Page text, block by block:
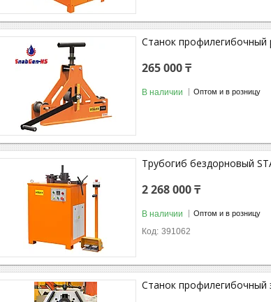
Станок профилегибочный
265 000 ₸
В наличии Оптом и в розницу
Трубогиб бездорновый
2 268 000 ₸
В наличии Оптом и в розницу
391062
Станок профилегибочный